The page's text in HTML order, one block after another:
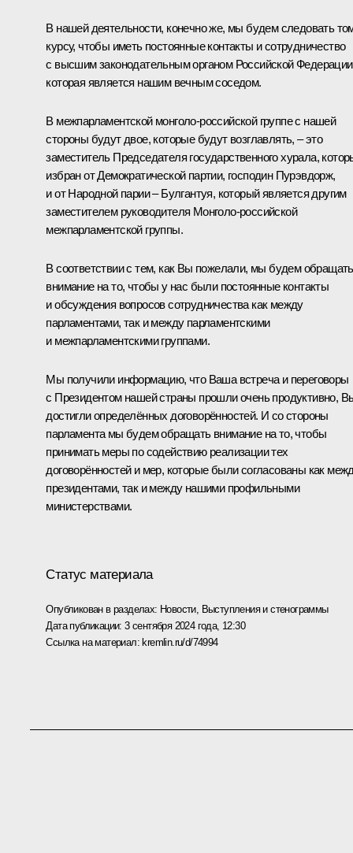
В нашей деятельности, конечно же, мы будем следовать
курсу, чтобы иметь постоянные контакты и сотрудничество
с высшим законодательным органом Российской
которая является нашим вечным соседом.
В межпарламентской монголо-российской группе с нашей
стороны будут двое, которые будут возглавлять, – это
заместитель Председателя государственного хурала,
избран от Демократической партии, господин Пурэвдорж,
и от Народной парии – Булгантуя, который является другим
заместителем руководителя Монголо-российской
межпарламентской группы.
В соответствии с тем, как Вы пожелали, мы будем обращать
внимание на то, чтобы у нас были постоянные контакты
и обсуждения вопросов сотрудничества как между
парламентами, так и между парламентскими
и межпарламентскими группами.
Мы получили информацию, что Ваша встреча и переговоры
с Президентом нашей страны прошли очень продуктивно,
достигли определённых договорённостей. И со стороны
парламента мы будем обращать внимание на то, чтобы
принимать меры по содействию реализации тех
договорённостей и мер, которые были согласованы как
президентами, так и между нашими профильными
министерствами.
Статус материала
Опубликован в разделах: Новости, Выступления и стенограммы
Дата публикации:3 сентября 2024 года, 12:30
Ссылка на материал: kremlin.ru/d/74994